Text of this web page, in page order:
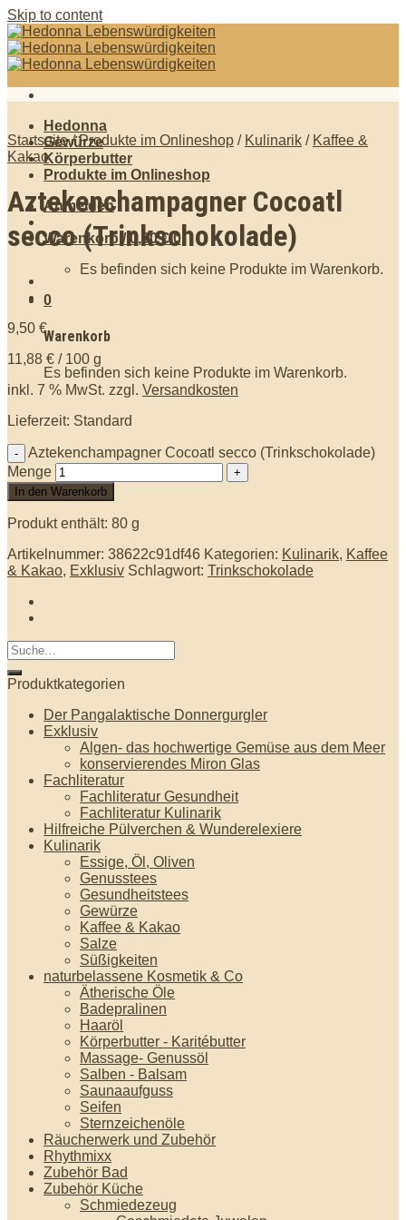
Skip to content
Hedonna
Gewürze
Körperbutter
Produkte im Onlineshop
Anmelden
Warenkorb / 0,00€ 0
Es befinden sich keine Produkte im Warenkorb.
0
Warenkorb
Es befinden sich keine Produkte im Warenkorb.
Startseite / Produkte im Onlineshop / Kulinarik / Kaffee &
Kakao
Aztekenchampagner Cocoatl
secco (Trinkschokolade)
9,50 €
11,88 € / 100 g
inkl. 7 % MwSt. zzgl. Versandkosten
Lieferzeit: Standard
Aztekenchampagner Cocoatl secco (Trinkschokolade)
Menge
In den Warenkorb
Produkt enthält: 80 g
Artikelnummer: 38622c91df46 Kategorien: Kulinarik, Kaffee
& Kakao, Exklusiv Schlagwort: Trinkschokolade
Produktkategorien
Der Pangalaktische Donnergurgler
Exklusiv
Algen- das hochwertige Gemüse aus dem Meer
konservierendes Miron Glas
Fachliteratur
Fachliteratur Gesundheit
Fachliteratur Kulinarik
Hilfreiche Pülverchen & Wunderelexiere
Kulinarik
Essige, Öl, Oliven
Genusstees
Gesundheitstees
Gewürze
Kaffee & Kakao
Salze
Süßigkeiten
naturbelassene Kosmetik & Co
Ätherische Öle
Badepralinen
Haaröl
Körperbutter - Karitébutter
Massage- Genussöl
Salben - Balsam
Saunaaufguss
Seifen
Sternzeichenöle
Räucherwerk und Zubehör
Rhythmixx
Zubehör Bad
Zubehör Küche
Schmiedezeug